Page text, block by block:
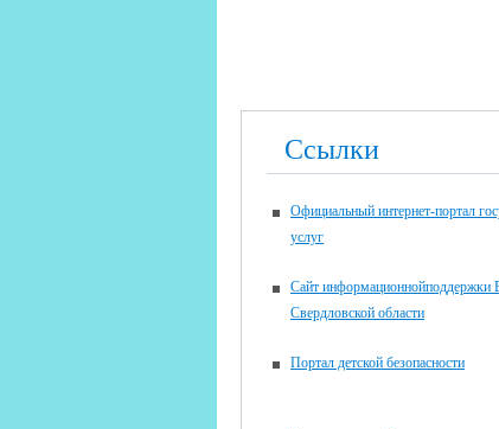
Ссылки
Официальный интернет-портал
услуг
Сайт информационнойподдержки
Свердловской области
Портал детской безопасности